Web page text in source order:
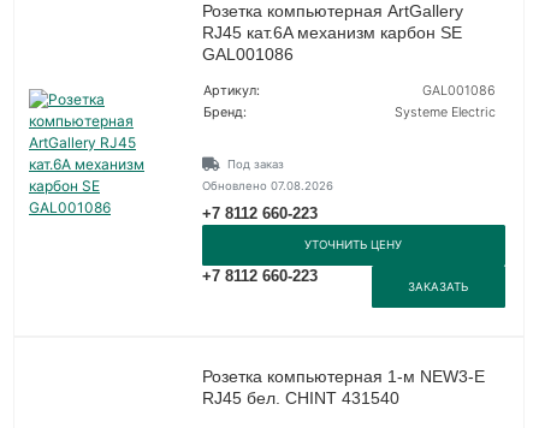
Розетка компьютерная ArtGallery
RJ45 кат.6A механизм карбон SE
GAL001086
Артикул:
GAL001086
Бренд:
Systeme Electric
Под заказ
Обновлено 07.08.2026
+7 8112 660-223
УТОЧНИТЬ ЦЕНУ
+7 8112 660-223
ЗАКАЗАТЬ
Розетка компьютерная 1-м NEW3-E
RJ45 бел. CHINT 431540